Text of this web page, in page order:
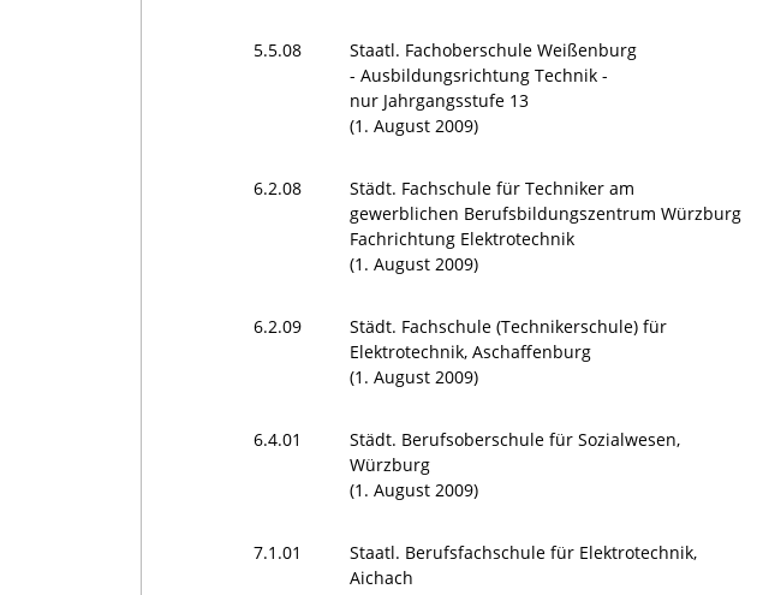
5.5.08
Staatl. Fachoberschule Weißenburg
- Ausbildungsrichtung Technik -
nur Jahrgangsstufe 13
(1. August 2009)
6.2.08
Städt. Fachschule für Techniker am
gewerblichen Berufsbildungszentrum Würzburg
Fachrichtung Elektrotechnik
(1. August 2009)
6.2.09
Städt. Fachschule (Technikerschule) für
Elektrotechnik, Aschaffenburg
(1. August 2009)
6.4.01
Städt. Berufsoberschule für Sozialwesen,
Würzburg
(1. August 2009)
7.1.01
Staatl. Berufsfachschule für Elektrotechnik,
Aichach